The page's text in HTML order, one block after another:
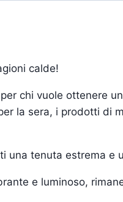
calde!
chi vuole ottenere
la sera, i prodotti di
tenuta estrema e
e luminoso,